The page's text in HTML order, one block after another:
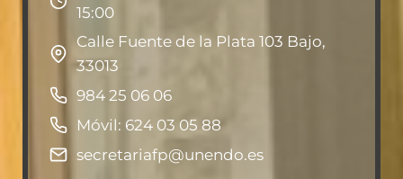
15:00
Calle Fuente de la Plata 103 Bajo,
33013
984 25 06 06
Móvil: 624 03 05 88
secretariafp@unendo.es